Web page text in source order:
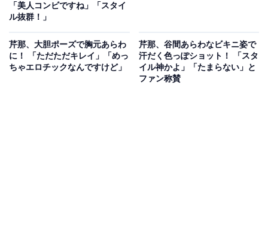
「美人コンビですね」「スタイ
ル抜群！」
芹那、大胆ポーズで胸元あらわ
に！ 「ただただキレイ」「めっ
ちゃエロチックなんですけど」
芹那、谷間あらわなビキニ姿で
汗だく色っぽショット！ 「スタ
イル神かよ」「たまらない」と
ファン称賛